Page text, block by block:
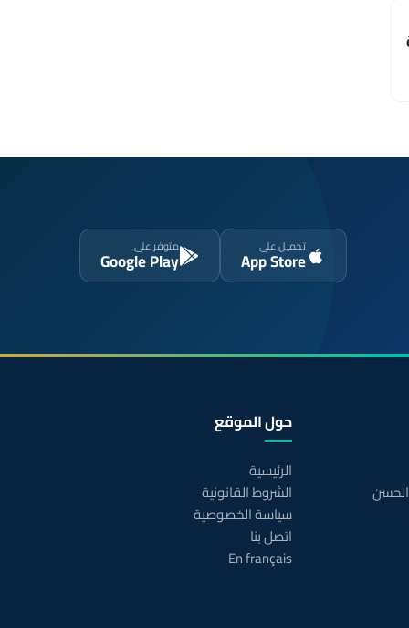
تحميل على
App Store
متوفر على
Google Play
حول الموقع
الرئيسية
الشروط القانونية
سياسة الخصوصية
اتصل بنا
En français